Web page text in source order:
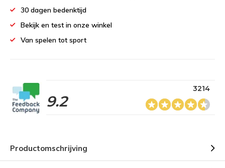
30 dagen bedenktijd
Bekijk en test in onze winkel
Van spelen tot sport
9.2
3214
Productomschrijving